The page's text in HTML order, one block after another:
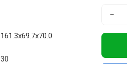
161.3х69.7х70.0
30
−